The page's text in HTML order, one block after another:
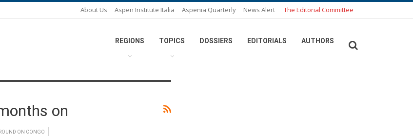
About Us Aspen Institute Italia Aspenia Quarterly News Alert The Editorial Committee
REGIONS TOPICS DOSSIERS EDITORIALS AUTHORS
on
ON CONGO